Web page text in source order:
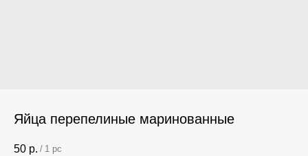
Яйца перепелиные маринованные
50 р. / 1 pc